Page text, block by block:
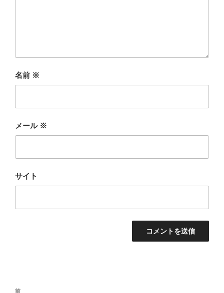
名前 ※
メール ※
サイト
投
前